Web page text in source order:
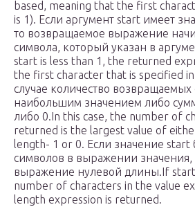
based, meaning that the first
is 1). Если аргумент start имеет
то возвращаемое выражение
символа, который указан в
start is less than 1, the returned
the first character that is specified
случае количество возвращаемых
наибольшим значением либо
либо 0.In this case, the number of
returned is the largest value of
length- 1 or 0. Если значение start
символов в выражении значения,
выражение нулевой длины.If
number of characters in the value
length expression is returned.